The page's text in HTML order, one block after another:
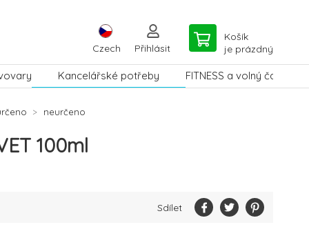
Czech Přihlásit
Košík
je prázdný
Kancelářské potřeby FITNESS a volný čas
neurčeno
100ml
Sdílet